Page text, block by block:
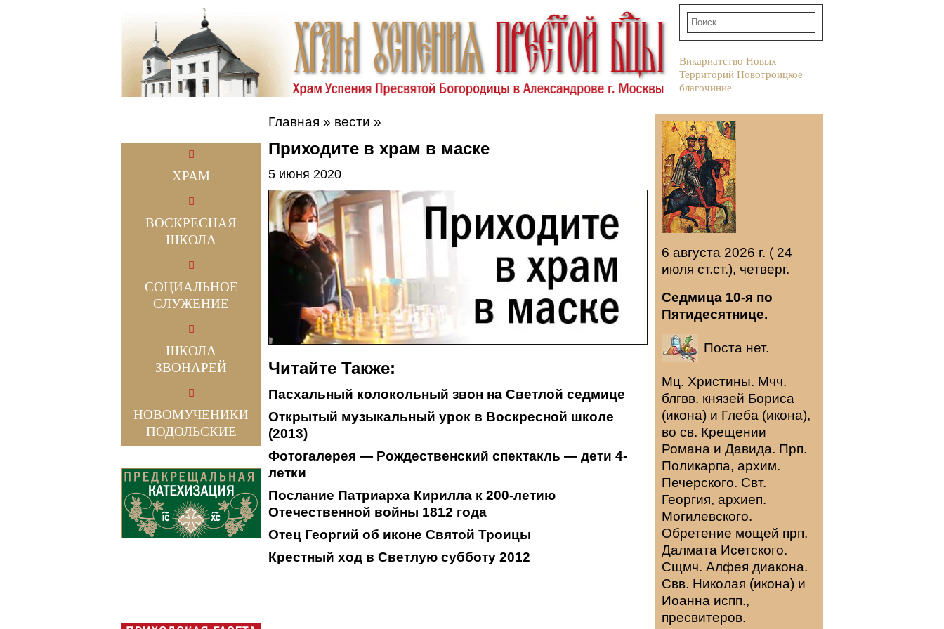
Викариатство Новых
Территорий Новотроицкое
благочиние
ХРАМ
ВОСКРЕСНАЯ
ШКОЛА
СОЦИАЛЬНОЕ
СЛУЖЕНИЕ
ШКОЛА
ЗВОНАРЕЙ
НОВОМУЧЕНИКИ
ПОДОЛЬСКИЕ
Главная » вести »
Приходите в храм в маске
5 июня 2020
Читайте Также:
Пасхальный колокольный звон на Светлой седмице
Открытый музыкальный урок в Воскресной школе
(2013)
Фотогалерея — Рождественский спектакль — дети 4-
летки
Послание Патриарха Кирилла к 200-летию
Отечественной войны 1812 года
Отец Георгий об иконе Святой Троицы
Крестный ход в Светлую субботу 2012
6 августа 2026 г. ( 24
июля ст.ст.), четверг.
Седмица 10-я по
Пятидесятнице.
Поста нет.
Мц. Христины. Мчч.
блгвв. князей Бориса
(икона) и Глеба (икона),
во св. Крещении
Романа и Давида. Прп.
Поликарпа, архим.
Печерского. Свт.
Георгия, архиеп.
Могилевского.
Обретение мощей прп.
Далмата Исетского.
Сщмч. Алфея диакона.
Свв. Николая (икона) и
Иоанна испп.,
пресвитеров.